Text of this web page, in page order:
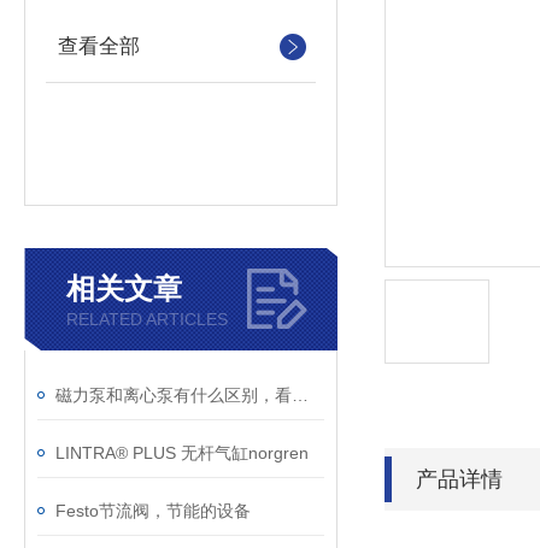
查看全部
相关文章
RELATED ARTICLES
LINTRA® PLUS 无杆气缸norgren
Festo节流阀，节能的设备
产品详情